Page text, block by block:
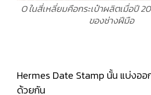
O ในสี่เหลี่ยมคือกระเป๋าผลิตเมื่อปี
ของช่างฝีมือ
Hermes Date Stamp นั้น แบ่งออ
ด้วยกัน